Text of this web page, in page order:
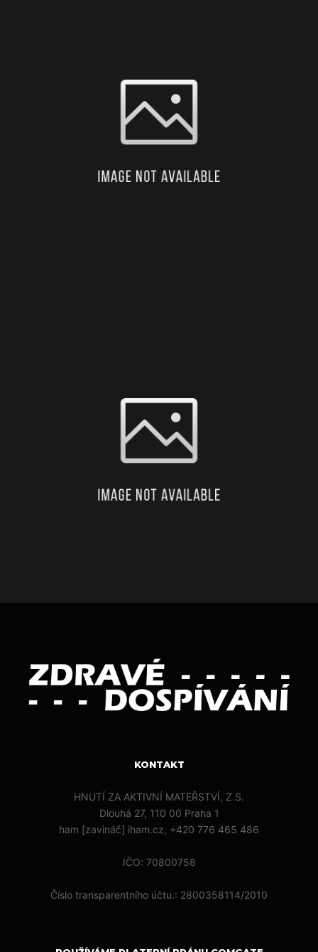
KONTAKT
HNUTÍ ZA AKTIVNÍ MATEŘSTVÍ, Z.S.
Dlouhá 27, 110 00 Praha 1
ham [zavináč] iham.cz, +420 776 465 486
IČO: 70800758
Číslo transparentního účtu.: 2800358114/2010